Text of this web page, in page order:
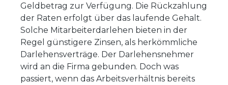
Geldbetrag zur Verfügung. Die Rückzahlung
der Raten erfolgt über das laufende Gehalt.
Solche Mitarbeiterdarlehen bieten in der
Regel günstigere Zinsen, als herkömmliche
Darlehensverträge. Der Darlehensnehmer
wird an die Firma gebunden. Doch was
passiert, wenn das Arbeitsverhältnis bereits